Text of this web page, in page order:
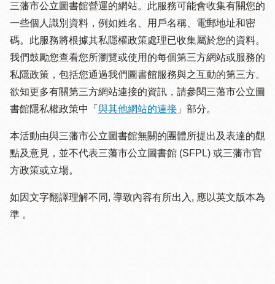
三藩市公立圖書館營運的網站。此服務可能會收集有關您的
一些個人識別資料，例如姓名、用戶名稱、電郵地址和密
碼。此服務將根據其私隱權政策處理已收集屬於您的資料。
我們鼓勵您查看您所瀏覽或使用的每個第三方網站或服務的
私隱政策，包括您通過我們圖書館服務與之互動的第三方。
欲知更多有關第三方網站連接的資訊，請參閱三藩市公立圖
書館隱私權政策中「 與其他網站的連接 」部分。
本活動由與三藩市公立圖書館無關的團體所提出及表達的觀
點及意見，並不代表三藩市公立圖書館 (SFPL) 或三藩市官
方政策或立場。
如因文字翻譯理解不同, 導致內容有所出入, 應以英文版本為
準 。